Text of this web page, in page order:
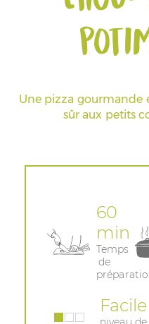
Espace Pros &
Une pizza gourmande
sûr aux petits
60
min
Temps
de
Facile